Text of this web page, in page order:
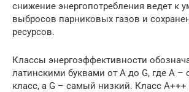
снижение энергопотребления ведет к
выбросов парниковых газов и
ресурсов.
Классы энергоэффективности
латинскими буквами от A до G, где A
класс, а G – самый низкий. Класс